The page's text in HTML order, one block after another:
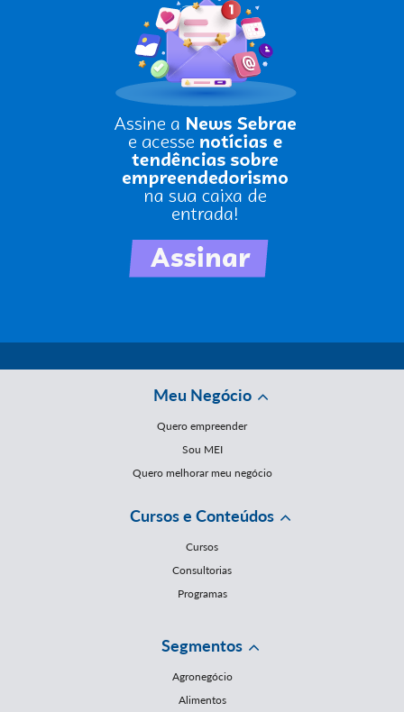
Meu Negócio
Quero empreender
Sou MEI
Quero melhorar meu negócio
Cursos e Conteúdos
Cursos
Consultorias
Programas
Segmentos
Agronegócio
Alimentos